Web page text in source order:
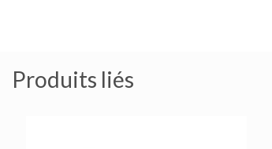
Produits liés